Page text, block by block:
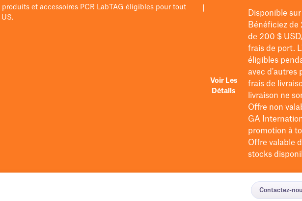
et accessoires PCR LabTAG éligibles pour tout
Voir Les
Détails
Disponible
Bénéficiez
de 200 $
frais de port.
éligibles
avec d'autres
frais de
livraison ne
Offre non
GA
promotion à
Offre valable
stocks
Contactez-